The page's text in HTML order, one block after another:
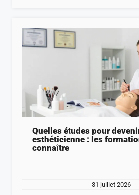
Quelles études pour
esthéticienne : les
connaître
31 juillet 2026